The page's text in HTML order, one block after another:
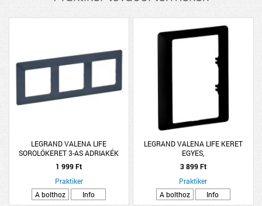
LEGRAND VALENA LIFE
SOROLÓKERET 3-AS ADRIAKÉK
SZÍNŰ
1 999 Ft
Praktiker
A bolthoz
Info
LEGRAND VALENA LIFE KERET
EGYES,
3 899 Ft
Praktiker
A bolthoz
Info